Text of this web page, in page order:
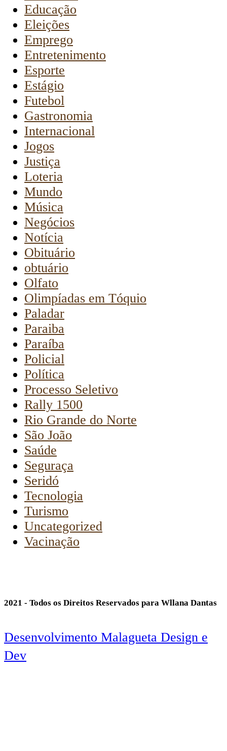
Educação
Eleições
Emprego
Entretenimento
Esporte
Estágio
Futebol
Gastronomia
Internacional
Jogos
Justiça
Loteria
Mundo
Música
Negócios
Notícia
Obituário
obtuário
Olfato
Olimpíadas em Tóquio
Paladar
Paraiba
Paraíba
Policial
Política
Processo Seletivo
Rally 1500
Rio Grande do Norte
São João
Saúde
Seguraça
Seridó
Tecnologia
Turismo
Uncategorized
Vacinação
2021 - Todos os Direitos Reservados para Wllana Dantas
Desenvolvimento Malagueta Design e
Dev